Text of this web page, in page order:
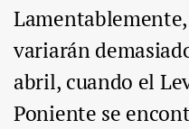
variarán
abril, cuando el
Poniente se